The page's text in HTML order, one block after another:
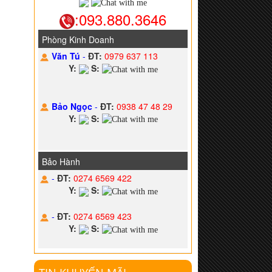
:093.880.3646
Phòng Kinh Doanh
Văn Tú-ĐT: 0979 637 113
Y:
S:
Bảo Ngọc-ĐT: 0938 47 48 29
Y:
S:
Bảo Hành
-ĐT: 0274 6569 422
Y:
S:
-ĐT: 0274 6569 423
Y:
S: